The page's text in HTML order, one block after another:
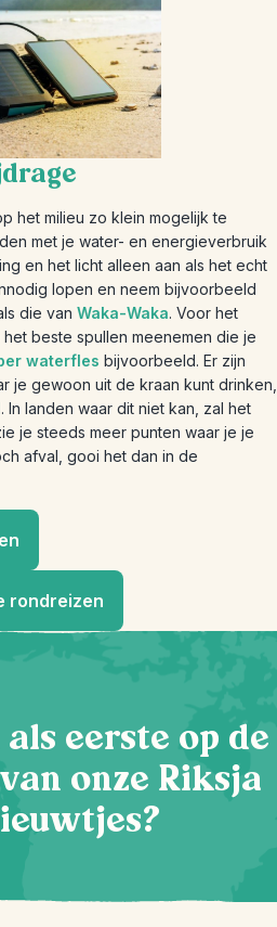
het milieu zo klein mogelijk te
met je water- en energieverbruik
en het licht alleen aan als het echt
lopen en neem bijvoorbeeld
die van Waka-Waka. Voor het
beste spullen meenemen die je
waterfles bijvoorbeeld. Er zijn
je gewoon uit de kraan kunt drinken,
. In landen waar dit niet kan, zal het
je steeds meer punten waar je je
afval, gooi het dan in de
rondreizen
eerste op de
onze Riksja